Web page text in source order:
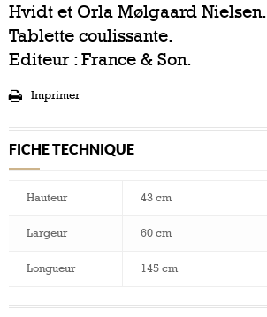
Hvidt et Orla Mølgaard Nielsen.
Tablette coulissante.
Editeur : France & Son.
Imprimer
FICHE TECHNIQUE
Hauteur 43 cm
Largeur 60 cm
Longueur 145 cm